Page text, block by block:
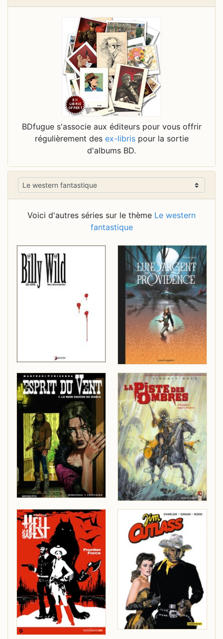
BDfugue s'associe aux éditeurs pour vous offrir
régulièrement des ex-librispour la sortie
d'albums BD.
Voici d'autres séries sur le thème Le western
fantastique